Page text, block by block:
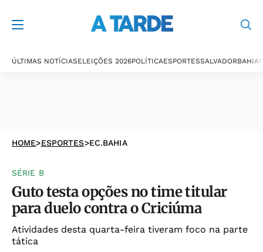
ÚLTIMAS NOTÍCIASELEIÇÕES 2026POLÍTICAESPORTESSALVADORBAHIA
HOME>ESPORTES>EC.BAHIA
SÉRIE B
Guto testa opções no time titular
para duelo contra o Criciúma
Atividades desta quarta-feira tiveram foco na parte
tática